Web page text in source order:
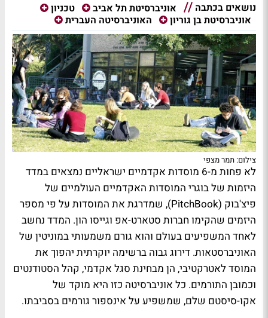
נושאים בכתבה אוניברסיטת תל אביב
טכניון
אוניברסיטת בן גוריון
האוניברסיטה העברית
צילום: תמר מצפי
לא פחות מ-6 מוסדות אקדמיים ישראליים נמצאים במדד
היזמות של בוגרי המוסדות האקדמיים העולמיים של
פיצ'בוק (PitchBook), שמדרגת את המוסדות על פי מספר
היזמים שהקימו חברות סטארט-אפ וגייסו הון. המדד נחשב
לאחד המשפיעים בעולם והוא גורם משמעותי במוניטין של
האוניברסטאות. דירוג גבוה ברשימה יוקרתית יהפוך את
המוסד לאטרקטיבי, הן מבחינת סגל אקדמי, קהל הסטודנטים
וכמובן התורמים. כל אוניברסיטה כזו היא מוקד של
אקו-סיסטם שלם, שמשפיע על אינספור גורמים בסביבתו.